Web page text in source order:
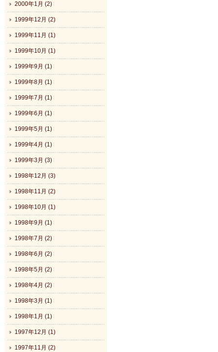
2000年1月 (2)
1999年12月 (2)
1999年11月 (1)
1999年10月 (1)
1999年9月 (1)
1999年8月 (1)
1999年7月 (1)
1999年6月 (1)
1999年5月 (1)
1999年4月 (1)
1999年3月 (3)
1998年12月 (3)
1998年11月 (2)
1998年10月 (1)
1998年9月 (1)
1998年7月 (2)
1998年6月 (2)
1998年5月 (2)
1998年4月 (2)
1998年3月 (1)
1998年1月 (1)
1997年12月 (1)
1997年11月 (2)